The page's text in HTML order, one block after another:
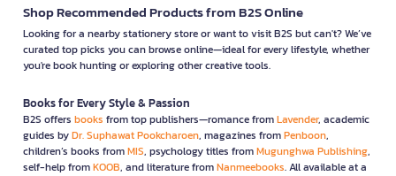
Shop Recommended Products from B2S Online
Looking for a nearby stationery store or want to visit B2S but can't? We’ve
curated top picks you can browse online—ideal for every lifestyle, whether
you're book hunting or exploring other creative tools.
Books for Every Style & Passion
B2S offers books from top publishers—romance fromLavender, academic
guides byDr. Suphawat Pookcharoen, magazines fromPenboon,
children’s books fromMIS, psychology titles fromMugunghwa Publishing,
self-help fromKOOB, and literature fromNanmeebooks. All available at a